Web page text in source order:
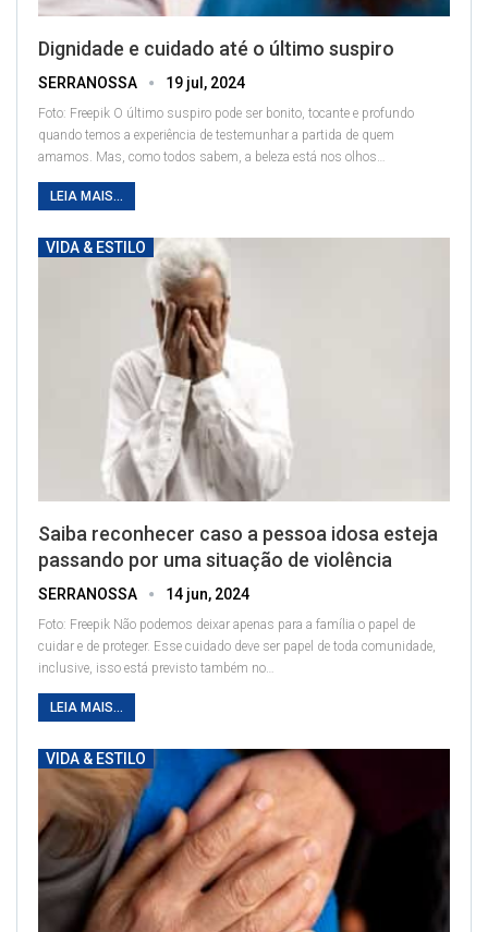
Dignidade e cuidado até o último suspiro
SERRANOSSA 19 jul, 2024
Foto: Freepik O último suspiro pode ser bonito, tocante e profundo
quando temos a experiência de testemunhar a partida de quem
amamos. Mas, como todos sabem, a beleza está nos olhos…
LEIA MAIS...
VIDA & ESTILO
Saiba reconhecer caso a pessoa idosa esteja
passando por uma situação de violência
SERRANOSSA 14 jun, 2024
Foto: Freepik Não podemos deixar apenas para a família o papel de
cuidar e de proteger. Esse cuidado deve ser papel de toda comunidade,
inclusive, isso está previsto também no…
LEIA MAIS...
VIDA & ESTILO